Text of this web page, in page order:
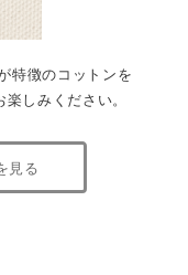
特徴のコットンを
しみください。
見る